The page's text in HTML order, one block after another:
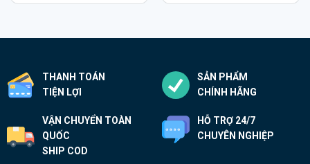
được
chọn
trang
sản
được
chọn
trên
trang
THANH TOÁN
TIỆN LỢI
SẢN PHẨM
CHÍNH HÃNG
VẬN CHUYỂN TOÀN
QUỐC
SHIP COD
HỖ TRỢ 24/7
CHUYÊN NGHIỆP